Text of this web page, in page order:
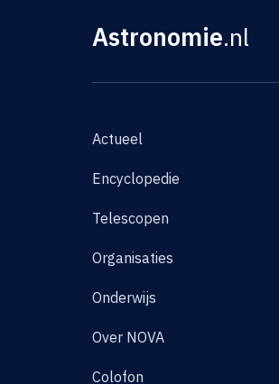
Astronomie.nl
Actueel
Encyclopedie
Telescopen
Organisaties
Onderwijs
Over NOVA
Colofon